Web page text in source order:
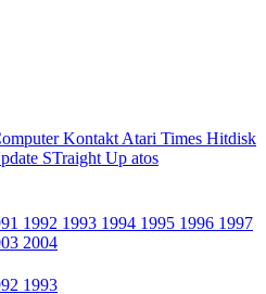
Kontakt Atari Times Hitdisk
STraight Up atos
1992 1993 1994 1995 1996 1997
2004
1993